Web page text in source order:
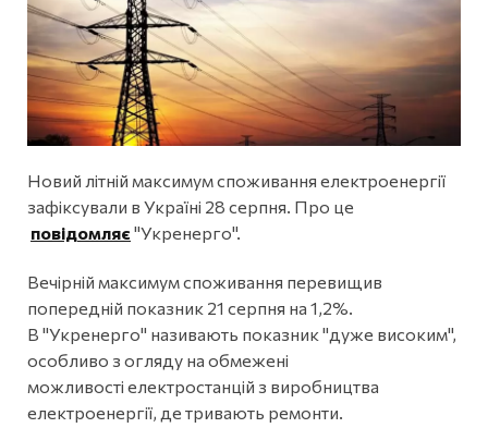
Новий літній максимум споживання електроенергії
зафіксували в Україні 28 серпня. Про це
повідомляє "Укренерго".
Вечірній максимум споживання перевищив
попередній показник 21 серпня на 1,2%.
В "Укренерго" називають показник "дуже високим",
особливо з огляду на обмежені
можливості електростанцій з виробництва
електроенергії, де тривають ремонти.